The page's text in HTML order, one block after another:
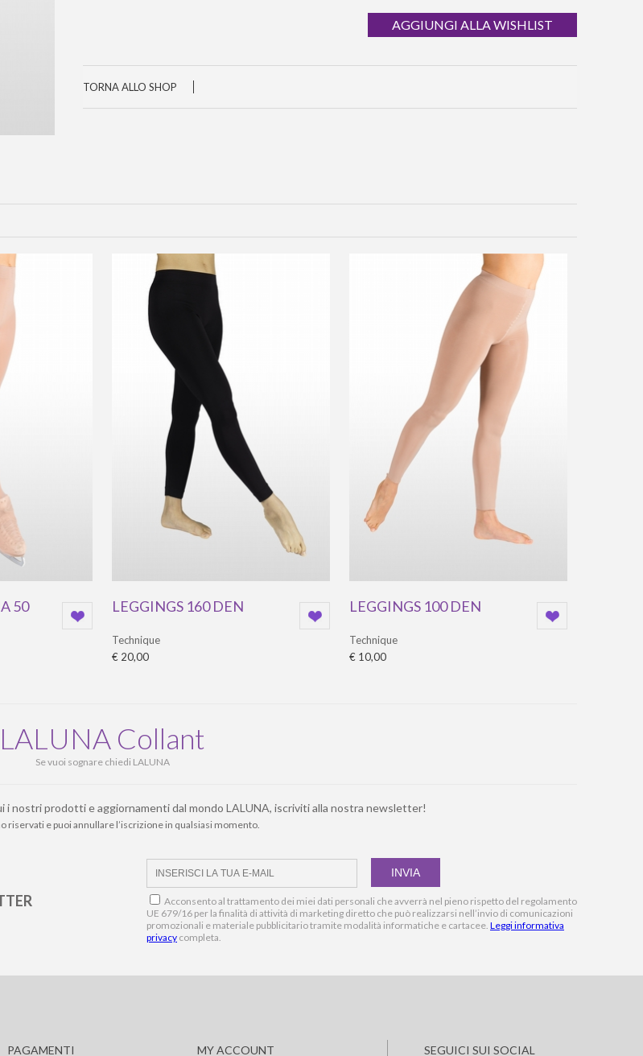
AGGIUNGI ALLA WISHLIST
TORNA ALLO SHOP
50
LEGGINGS 160 DEN
Technique
€ 20,00
LEGGINGS 100 DEN
Technique
€ 10,00
LALUNA Collant
Se vuoi sognare chiedi LALUNA
nostri prodotti e aggiornamenti dal mondo LALUNA, iscriviti alla nostra newsletter!
riservati e puoi annullare l’iscrizione in qualsiasi momento.
Acconsento al trattamento dei miei dati personali che avverrà nel pieno rispetto del regolamento
UE 679/16 per la finalità di attività di marketing diretto che può realizzarsi nell’invio di comunicazioni
promozionali e materiale pubblicitario tramite modalità informatiche e cartacee. Leggi informativa
privacy completa.
PAGAMENTI MY ACCOUNT SEGUICI SUI SOCIAL